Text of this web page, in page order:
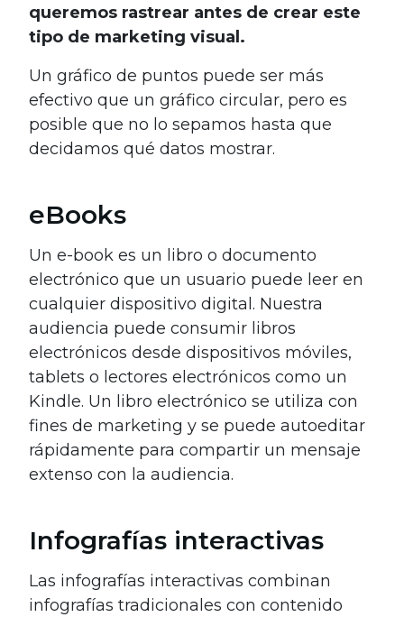
queremos rastrear antes de crear este
tipo de marketing visual.
Un gráfico de puntos puede ser más
efectivo que un gráfico circular, pero es
posible que no lo sepamos hasta que
decidamos qué datos mostrar.
eBooks
Un e-book es un libro o documento
electrónico que un usuario puede leer en
cualquier dispositivo digital. Nuestra
audiencia puede consumir libros
electrónicos desde dispositivos móviles,
tablets o lectores electrónicos como un
Kindle. Un libro electrónico se utiliza con
fines de marketing y se puede autoeditar
rápidamente para compartir un mensaje
extenso con la audiencia.
Infografías interactivas
Las infografías interactivas combinan
infografías tradicionales con contenido